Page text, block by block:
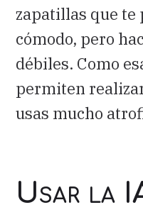
zapatillas que
cómodo, pero
débiles. Como
permiten
usas mucho
Usar la